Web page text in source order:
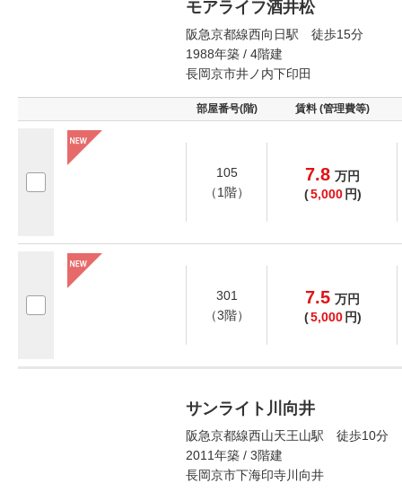
モアライフ酒井松
阪急京都線西向日駅 徒歩15分
1988年築 / 4階建
長岡京市井ノ内下印田
部屋番号(階) 賃料 (管理費等)
105
（1階）
7.8 万円
(5,000 円)
301
（3階）
7.5 万円
(5,000 円)
サンライト川向井
阪急京都線西山天王山駅 徒歩10分
2011年築 / 3階建
長岡京市下海印寺川向井